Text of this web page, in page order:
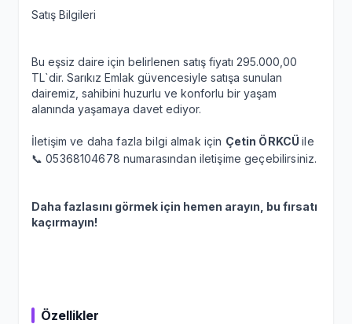
Satış Bilgileri
Bu eşsiz daire için belirlenen satış fiyatı 295.000,00
TL`dir. Sarıkız Emlak güvencesiyle satışa sunulan
dairemiz, sahibini huzurlu ve konforlu bir yaşam
alanında yaşamaya davet ediyor.
İletişim ve daha fazla bilgi almak için Çetin ÖRKCÜile
📞 05368104678 numarasından iletişime geçebilirsiniz.
Daha fazlasını görmek için hemen arayın, bu fırsatı
kaçırmayın!
Özellikler